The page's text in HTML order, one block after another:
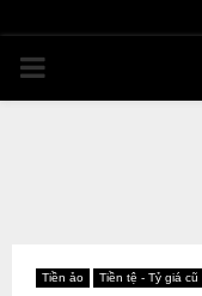
PRIMARY
Tiền ảo Tiền tệ - Tỷ giá cũ